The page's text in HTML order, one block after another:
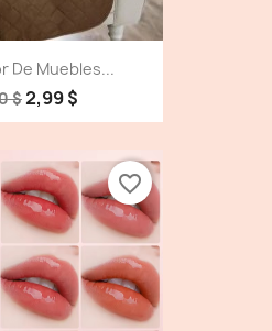
De Muebles...
$2,99 $
favorite_border